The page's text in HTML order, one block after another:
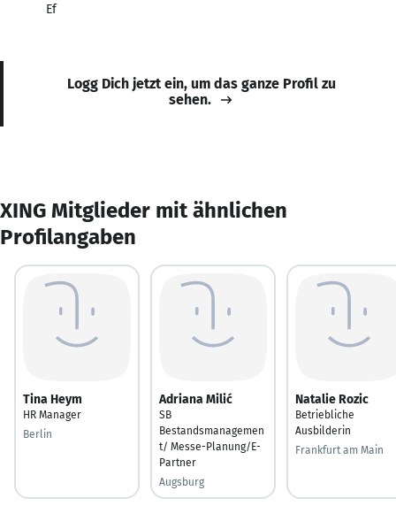
Ef
Logg Dich jetzt ein, um das ganze Profil zu
sehen.
XING Mitglieder mit ähnlichen
Profilangaben
Tina Heym
HR Manager
Berlin
Adriana Milić
SB
Bestandsmanagemen
t/ Messe-Planung/E-
Partner
Augsburg
Natalie Rozic
Betriebliche
Ausbilderin
Frankfurt am Main